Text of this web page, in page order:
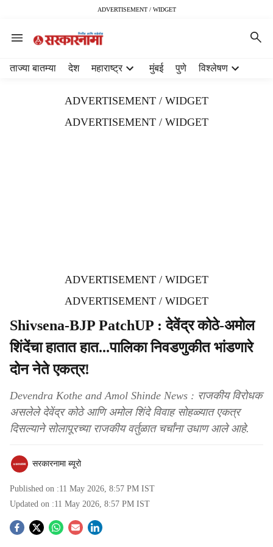
ADVERTISEMENT / WIDGET
ताज्या बातम्या देश महाराष्ट्र मुंबई पुणे विश्लेषण
ADVERTISEMENT / WIDGET
ADVERTISEMENT / WIDGET
ADVERTISEMENT / WIDGET
ADVERTISEMENT / WIDGET
Shivsena-BJP PatchUP : देवेंद्र कोठे-अमोल
शिंदेंचा हातात हात...पालिका निवडणुकीत भांडणारे
दोन नेते एकत्र!
Devendra Kothe and Amol Shinde News : राजकीय विरोधक
असलेले देवेंद्र कोठे आणि अमोल शिंदे विवाह सोहळ्यात एकत्र
दिसल्याने सोलापूरच्या राजकीय वर्तुळात चर्चांना उधाण आले आहे.
सरकारनामा ब्यूरो
Published on :11 May 2026, 8:57 PM IST
Updated on :11 May 2026, 8:57 PM IST
S